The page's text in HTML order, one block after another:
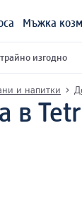
Мъжка
изгодно
и напитки
в